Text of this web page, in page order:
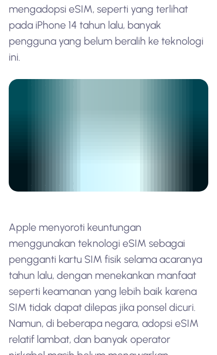
mengadopsi eSIM, seperti yang terlihat
pada iPhone 14 tahun lalu, banyak
pengguna yang belum beralih ke teknologi
ini.
Apple menyoroti keuntungan
menggunakan teknologi eSIM sebagai
pengganti kartu SIM fisik selama acaranya
tahun lalu, dengan menekankan manfaat
seperti keamanan yang lebih baik karena
SIM tidak dapat dilepas jika ponsel dicuri.
Namun, di beberapa negara, adopsi eSIM
relatif lambat, dan banyak operator